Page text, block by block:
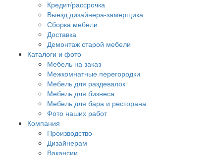
Кредит/рассрочка
Выезд дизайнера-замерщика
Сборка мебели
Доставка
Демонтаж старой мебели
Каталоги и фото
Мебель на заказ
Межкомнатные перегородки
Мебель для раздевалок
Мебель для бизнеса
Мебель для бара и ресторана
Фото наших работ
Компания
Производство
Дизайнерам
Вакансии